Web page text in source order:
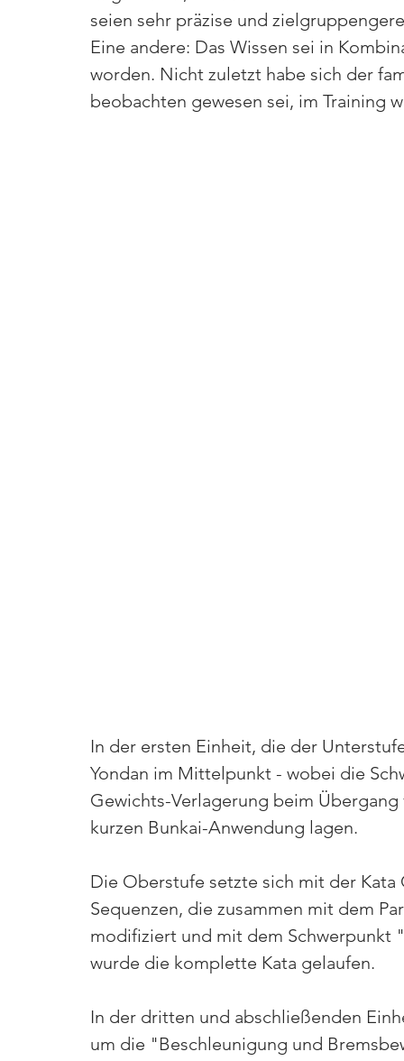
seien sehr präzise und
Eine andere: Das Wissen sei in
worden. Nicht zuletzt habe sich der
beobachten gewesen sei, im Training
In der ersten Einheit, die der
Yondan im Mittelpunkt - wobei die
Gewichts-Verlagerung beim
kurzen Bunkai-Anwendung lagen.
Die Oberstufe setzte sich mit der Kata
Sequenzen, die zusammen mit dem
modifiziert und mit dem Schwerpunkt
wurde die komplette Kata gelaufen.
In der dritten und abschließenden
um die "Beschleunigung und